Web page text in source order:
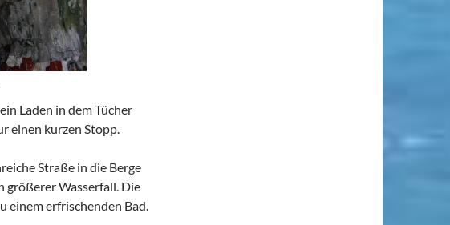
Laden in dem Tücher
einen kurzen Stopp.
Straße in die Berge
größerer Wasserfall. Die
einem erfrischenden Bad.